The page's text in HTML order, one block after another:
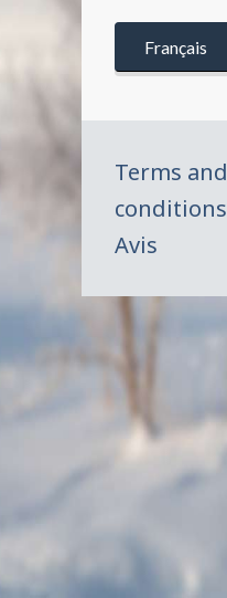
Français
Terms and
conditions
Avis